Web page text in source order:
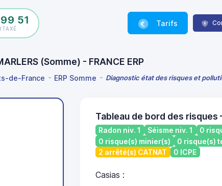
51 Tarifs
(Somme) - FRANCE ERP
de-France ERP Somme Diagnostic état des risques et
Tableau de bord des risques
Radon niv. 1 Séisme niv. 1
0
0 risque(s) minier(s)
0 risque(s)
2 arrêté(s) CATNAT
0 ICPE
Casias :